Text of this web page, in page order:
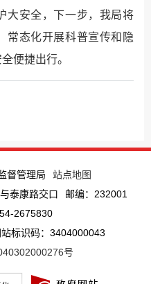
大安全，下一步，我局将
常态化开展科普宣传和隐
便捷出行。
督管理局
站点地图
泰康路交口
邮编：232001
2675830
站标识码：3404000043
号